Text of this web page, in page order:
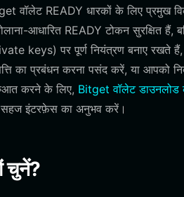
वॉलेट READY धारकों के लिए प्रमुख
आधारित READY टोकन सुरक्षित हैं,
keys) पर पूर्ण नियंत्रण बनाए रखते
का प्रबंधन करना पसंद करें, या आपको
करने के लिए, Bitget वॉलेट डाउनलोड
सहज इंटरफ़ेस का अनुभव करें।
चुनें?